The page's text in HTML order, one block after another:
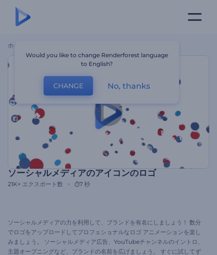
ホーム
ソーシャルメディアのアイコンのロゴ
21K+ エクスポート数 7 秒
ソーシャルメディアの力を利用して、ブランドを有名にしましょう！ 数分
でロゴをアップロードしてプロフェショナルなロゴ アニメーションを楽し
みましょう。 ソーシャルメディア広告、YouTubeチャンネルのイントロ、
主題オープニングなど、ブランドの名前を広げましょう。 すぐに試してず
Would you like to change Renderforest language
to English?
CHANGE No, thanks